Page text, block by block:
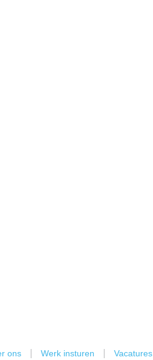
ons Werk insturen Vacatures